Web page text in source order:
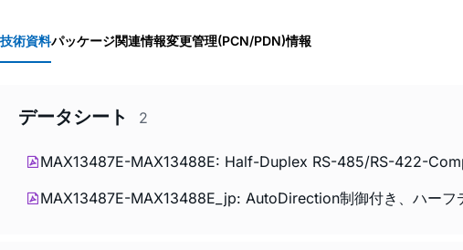
技術資料パッケージ関連情報変更管理(PCN/PDN)情報
データシート 2
MAX13487E-MAX13488E: Half-Duplex RS-485/RS-422-
MAX13487E-MAX13488E_jp: AutoDirection制御付き、ハー